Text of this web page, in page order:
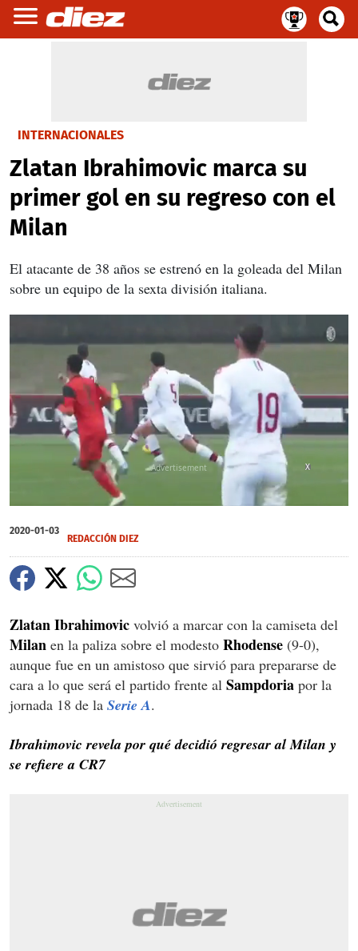
INTERNACIONALES
Zlatan Ibrahimovic marca su
primer gol en su regreso con el
Milan
El atacante de 38 años se estrenó en la goleada del Milan
sobre un equipo de la sexta división italiana.
seconds
of
seconds
X
2020-01-03
REDACCIÓN DIEZ
Zlatan Ibrahimovic volvió a marcar con la camiseta del
Milan en la paliza sobre el modesto Rhodense (9-0),
aunque fue en un amistoso que sirvió para prepararse de
cara a lo que será el partido frente al Sampdoria por la
jornada 18 de la Serie A.
Ibrahimovic revela por qué decidió regresar al Milan y
se refiere a CR7